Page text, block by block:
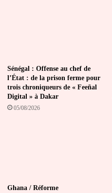
Sénégal : Offense au chef de
l’État : de la prison ferme pour
trois chroniqueurs de « Feeñal
Digital » à Dakar
05/08/2026
Ghana / Réforme